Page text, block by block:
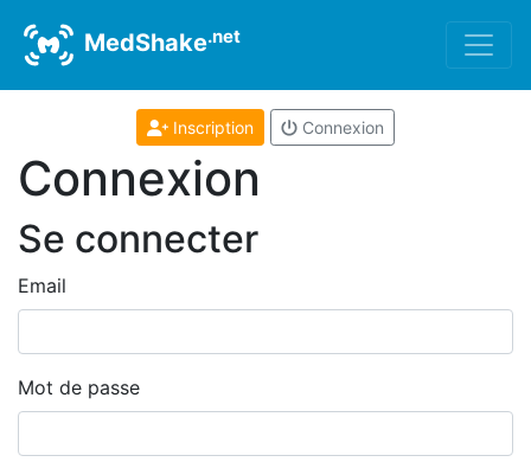
MedShake.net
Inscription Connexion
Connexion
Se connecter
Email
Mot de passe